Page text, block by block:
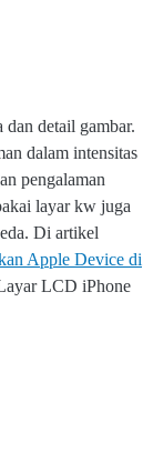
detail gambar.
dalam intensitas
pengalaman
layar kw juga
Di artikel
Apple Device di
LCD iPhone